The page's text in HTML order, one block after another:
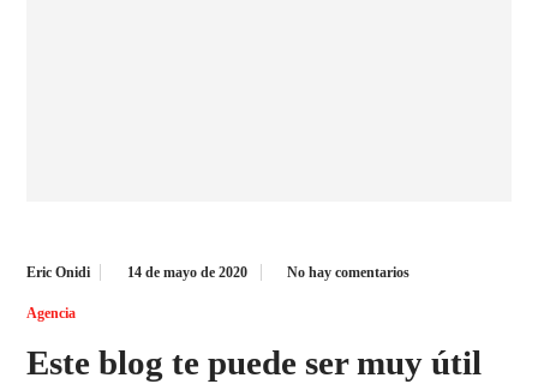
Eric Onidi 14 de mayo de 2020 No hay comentarios
Agencia
Este blog te puede ser muy útil